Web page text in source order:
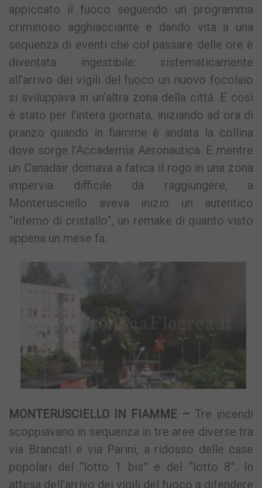
appiccato il fuoco seguendo un programma
criminoso agghiacciante e dando vita a una
sequenza di eventi che col passare delle ore è
diventata ingestibile: sistematicamente
all’arrivo dei vigili del fuoco un nuovo focolaio
si sviluppava in un’altra zona della città. E così
è stato per l’intera giornata, iniziando ad ora di
pranzo quando in fiamme è andata la collina
dove sorge l’Accademia Aeronautica. E mentre
un Canadair domava a fatica il rogo in una zona
impervia difficile da raggiungere, a
Monterusciello aveva inizio un autentico
“inferno di cristallo”, un remake di quanto visto
appena un mese fa.
MONTERUSCIELLO IN FIAMME – Tre incendi
scoppiavano in sequenza in tre aree diverse tra
via Brancati e via Parini, a ridosso delle case
popolari del “lotto 1 bis” e del “lotto 8”. In
attesa dell’arrivo dei vigili del fuoco a difendere